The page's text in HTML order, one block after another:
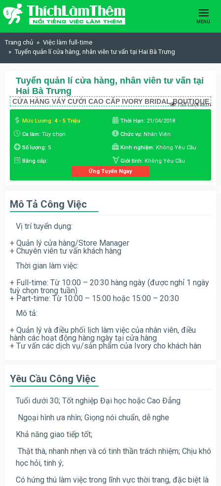
Skip to content
MENU
Trang chủ
Việc làm full-time
Tuyển quản lí cửa hàng, nhân viên tư vấn tại Hai Bà Trưng
Tuyển quản lí cửa hàng, nhân viên tư vấn tại
Hai Bà Trưng
CỬA HÀNG VÁY CƯỚI CAO CẤP IVORY BRIDAL BOUTIQUE
155 Lượt xem
Mức Lương: 4 - 5 Triệu Thời Hạn: 21/04/2018
Ca làm: Tùy chọn Chức vụ: Nhân Viên
Số lượng: 5 Kinh nghiệm: Không Yêu Cầu
Bằng cấp: Giới tính: Không Yêu Cầu
Ứng Tuyển Ngay
Mô Tả Công Việc
Vị trí tuyển dụng:
+ Quản lý cửa hàng/Store Manager
+ Chuyên viên tư vấn khách hàng
Thời gian làm việc:
+ Full-time: Từ 10:00 – 20:30 hàng ngày (được nghỉ 1 ngày
tuỳ chọn trong tuần)
+ Part-time: Từ 10:00 – 15:00 hoặc 15:00 – 20:30
Mô tả:
+ Quản lý và điều phối lịch làm việc của nhân viên, điều
hành các hoạt động hàng ngày tại cửa hàng
+ Tư vấn các dịch vụ/sản phẩm của Ivory cho khách hàn
Yêu Cầu Công Việc
Tuổi dưới 30; Tốt nghiệp Đại học hoặc Cao Đẳng
Ngoại hình ưa nhìn; Giọng nói chuẩn, dễ nghe
Khả năng giao tiếp tốt;
Thật thà, nhanh nhẹn và có tinh thần trách nhiệm; Chịu khó
học hỏi, tinh ý;
Có hứng thú làm việc trong lĩnh vực thời trang, đặc biệt là